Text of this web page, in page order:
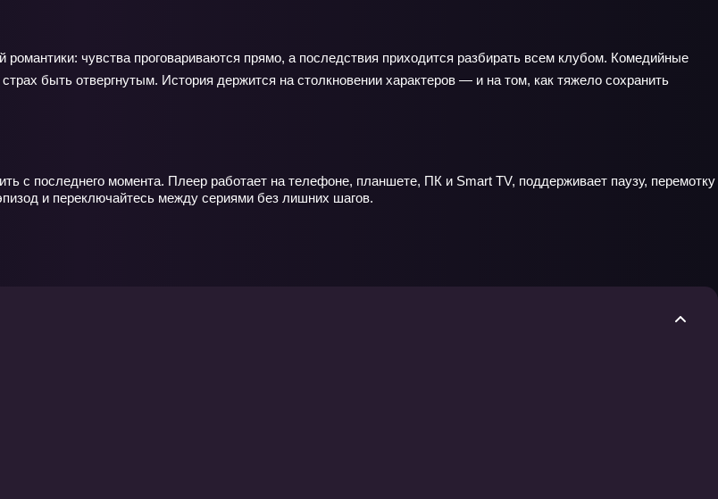
чувства проговариваются прямо, а последствия приходится разбирать всем клубом. Комедийные
быть отвергнутым. История держится на столкновении характеров — и на том, как тяжело сохранить
с последнего момента. Плеер работает на телефоне, планшете, ПК и Smart TV, поддерживает паузу, перемотку
и переключайтесь между сериями без лишних шагов.